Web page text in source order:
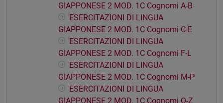
GIAPPONESE 2 MOD. 1C Cognomi A-B
ESERCITAZIONI DI LINGUA
GIAPPONESE 2 MOD. 1C Cognomi C-E
ESERCITAZIONI DI LINGUA
GIAPPONESE 2 MOD. 1C Cognomi F-L
ESERCITAZIONI DI LINGUA
GIAPPONESE 2 MOD. 1C Cognomi M-P
ESERCITAZIONI DI LINGUA
GIAPPONESE 2 MOD. 1C Cognomi Q-Z